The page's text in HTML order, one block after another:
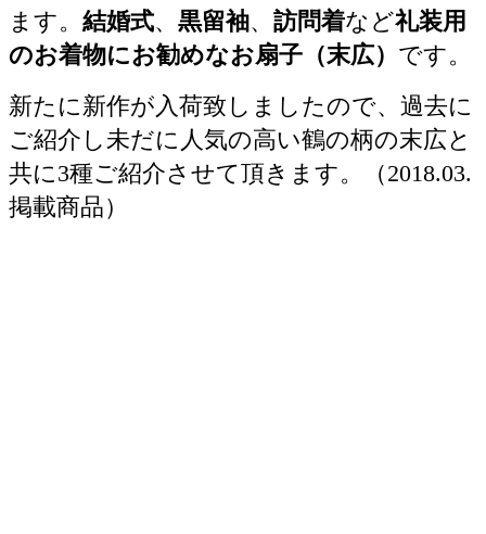
ます。 結婚式、 黒留袖、 訪問着など礼装用
のお着物にお勧めなお扇子（末広） です。
新たに新作が入荷致しましたので、過去に
ご紹介し未だに人気の高い鶴の柄の末広と
共に3種ご紹介させて頂きます。（2018.03.
掲載商品）